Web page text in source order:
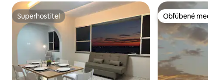
Superhostiteľ
Superhostiteľ Obľúbené medzi
Obľúbené medzi